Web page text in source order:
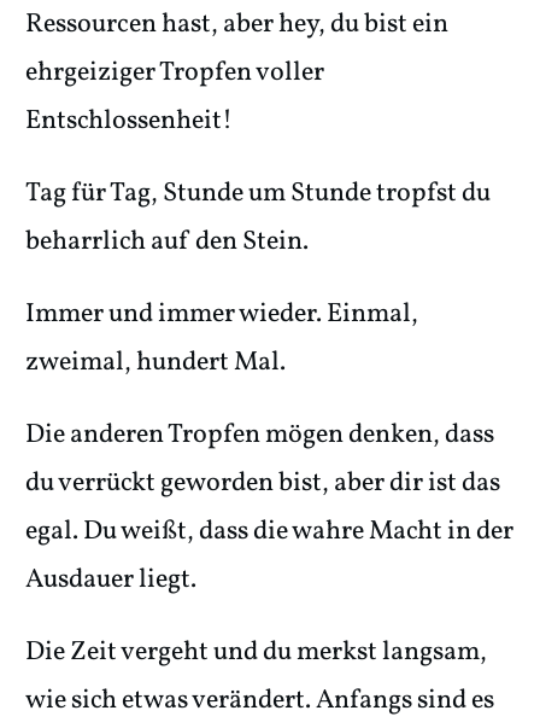
Ressourcen hast, aber hey, du bist ein
ehrgeiziger Tropfen voller
Entschlossenheit!
Tag für Tag, Stunde um Stunde tropfst du
beharrlich auf den Stein.
Immer und immer wieder. Einmal,
zweimal, hundert Mal.
Die anderen Tropfen mögen denken, dass
du verrückt geworden bist, aber dir ist das
egal. Du weißt, dass die wahre Macht in der
Ausdauer liegt.
Die Zeit vergeht und du merkst langsam,
wie sich etwas verändert. Anfangs sind es